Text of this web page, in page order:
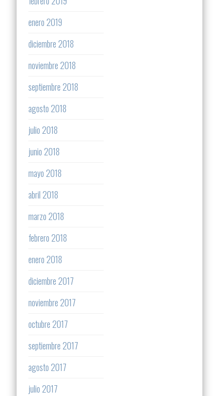
enero 2019
diciembre 2018
noviembre 2018
septiembre 2018
agosto 2018
julio 2018
junio 2018
mayo 2018
abril 2018
marzo 2018
febrero 2018
enero 2018
diciembre 2017
noviembre 2017
octubre 2017
septiembre 2017
agosto 2017
julio 2017